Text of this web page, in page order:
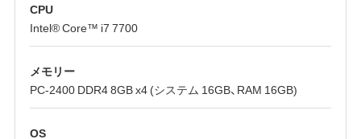
CPU
Intel® Core™ i7 7700
メモリー
PC-2400 DDR4 8GB x4 (システム 16GB、RAM 16GB)
OS